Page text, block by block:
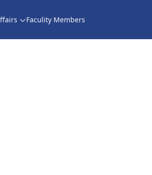
Faculity Members
مکانیک آقای میلاد